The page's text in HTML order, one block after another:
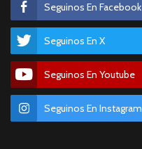
Seguinos En Facebook
Seguinos En X
Seguinos En Youtube
Seguinos En Instagram